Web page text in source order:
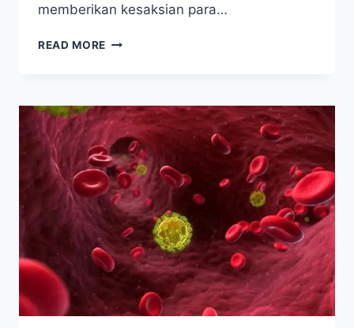
memberikan kesaksian para…
READ MORE KESAKSIAN
TANPA
ARV